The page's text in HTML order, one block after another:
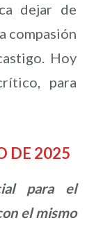
dejar de
compasión
Hoy
para
DE 2025
para el
el mismo